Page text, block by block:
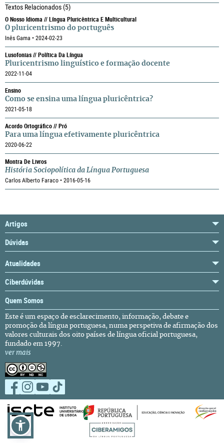
Textos Relacionados(5)
O Nosso Idioma // Língua Pluricêntrica E Multicultural
O pluricentrismo do português
Inês Gama • 2024-02-23
Lusofonias // Política Da Língua
Pluricentrismo linguístico e formação docente
2022-11-04
Ensino
Como se ensina uma língua pluricêntrica?
2021-05-18
Acordo Ortográfico // Pró
Para uma língua efetivamente pluricêntrica
2020-06-22
Montra De Livros
História Sociopolítica da Língua Portuguesa
Carlos Alberto Faraco • 2016-05-16
Artigos
Dúvidas
Atualidades
Ciberdúvidas
Quem Somos
Este é um espaço de esclarecimento, informação, debate e
promoção da língua portuguesa, numa perspetiva de afirmação dos
valores culturais dos oito países de língua oficial portuguesa,
fundado em 1997.
ver mais